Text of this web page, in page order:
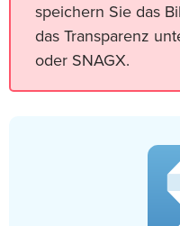
speichern Sie das
das Transparenz
oder SNAGX.